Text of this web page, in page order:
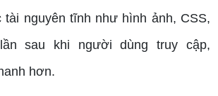
nguyên tĩnh như hình ảnh, CSS,
sau khi người dùng truy cập,
hơn.